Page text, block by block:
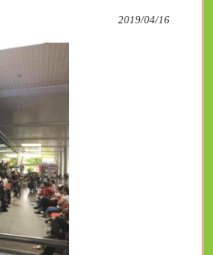
2019/04/16